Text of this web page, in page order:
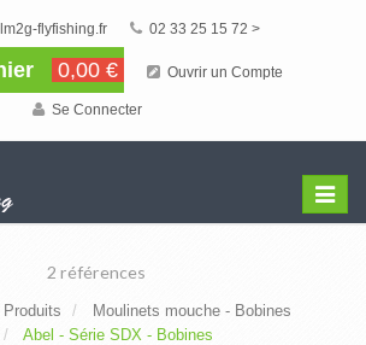
flyfishing.fr 02 33 25 15 72 >
0,00 € Ouvrir un Compte
Se Connecter
Menu
2 références
Produits
Moulinets mouche - Bobines
Abel - Série SDX - Bobines